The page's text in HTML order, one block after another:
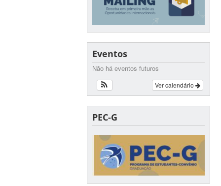
Eventos
Não há eventos futuros
Ver calendário
PEC-G